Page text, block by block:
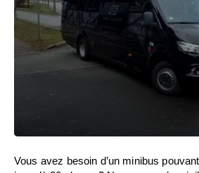
Vous avez besoin d’un minibus